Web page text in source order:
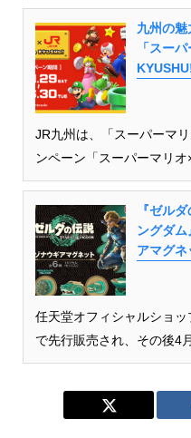
九州の魅
「スー
JR九州は、「スーパーマ
ンペーン「スーパーマリオ
『ゼル
ングダ
アマグ
任天堂オフィシャルショ
で先行販売され、その後4